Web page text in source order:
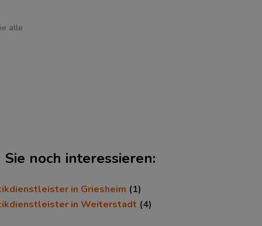
alle
noch interessieren:
in Griesheim (1)
in Weiterstadt (4)